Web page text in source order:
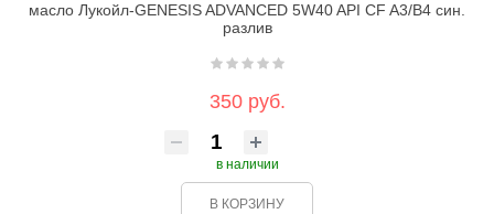
масло Лукойл-GENESIS ADVANCED 5W40 API CF A3/B4 син.
разлив
350 руб.
в наличии
В КОРЗИНУ